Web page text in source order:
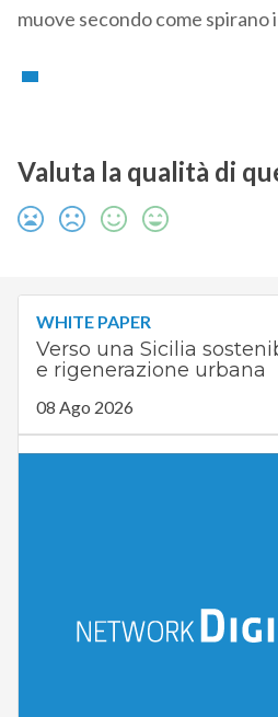
muove secondo come spirano
Valuta la qualità di
WHITE PAPER
Verso una Sicilia
e rigenerazione urbana
08 Ago 2026